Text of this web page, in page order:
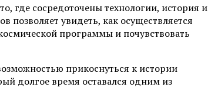
где сосредоточены технологии, история и
увидеть, как осуществляется
программы и почувствовать
прикоснуться к истории
долгое время оставался одним из